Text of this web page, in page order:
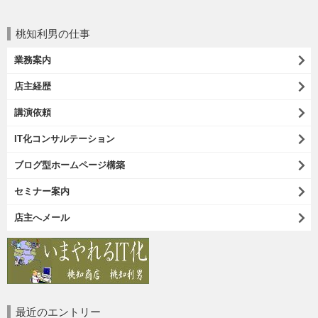
桃知利男の仕事
業務案内
店主経歴
講演依頼
IT化コンサルテーション
ブログ型ホームページ構築
セミナー案内
店主へメール
最近のエントリー